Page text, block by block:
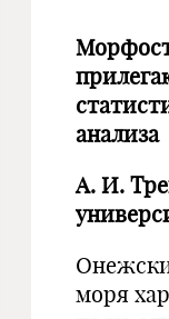
анализа
А. И.
моря